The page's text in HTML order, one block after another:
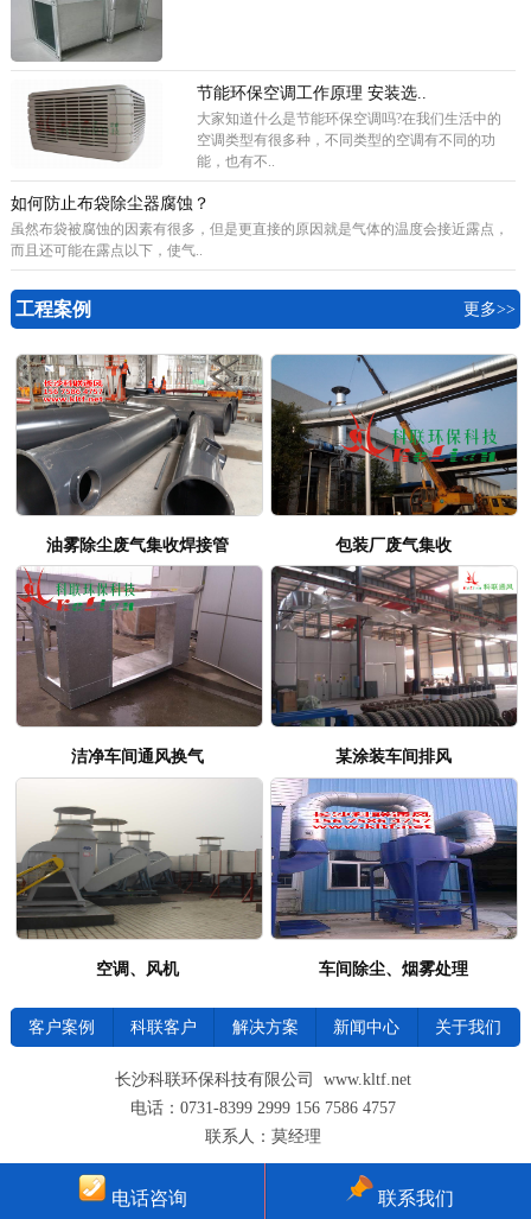
节能环保空调工作原理 安装选..
大家知道什么是节能环保空调吗?在我们生活中的
空调类型有很多种，不同类型的空调有不同的功
能，也有不..
如何防止布袋除尘器腐蚀？
虽然布袋被腐蚀的因素有很多，但是更直接的原因就是气体的温度会接近露点，
而且还可能在露点以下，使气..
工程案例 更多>>
油雾除尘废气集收焊接管 包装厂废气集收
洁净车间通风换气 某涂装车间排风
空调、风机 车间除尘、烟雾处理
客户案例 科联客户 解决方案 新闻中心 关于我们
长沙科联环保科技有限公司 www.kltf.net
电话：0731-8399 2999 156 7586 4757
联系人：莫经理
电话咨询 联系我们